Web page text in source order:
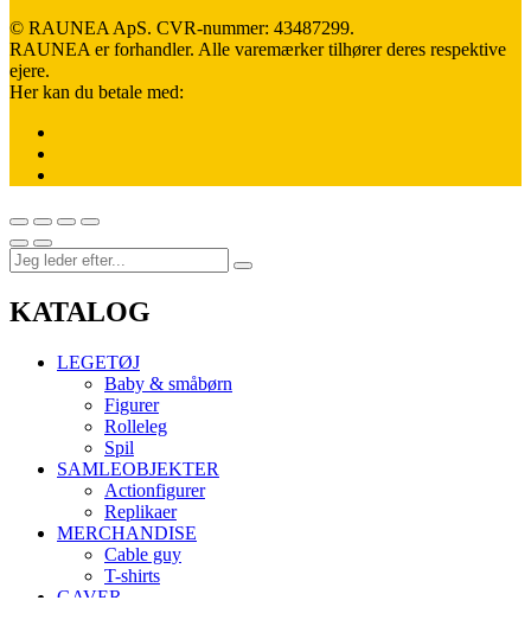
© RAUNEA ApS. CVR-nummer: 43487299.
RAUNEA er forhandler. Alle varemærker tilhører deres respektive
ejere.
Her kan du betale med:
KATALOG
LEGETØJ
Baby & småbørn
Figurer
Rolleleg
Spil
SAMLEOBJEKTER
Actionfigurer
Replikaer
MERCHANDISE
Cable guy
T-shirts
GAVER